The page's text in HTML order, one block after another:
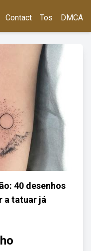
Contact Tos DMCA
40 desenhos
a tatuar já